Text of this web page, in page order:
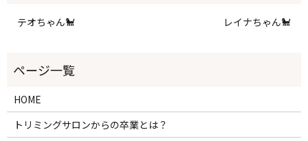
テオちゃん🐩 レイナちゃん🐩
HOME
トリミングサロンからの卒業とは？